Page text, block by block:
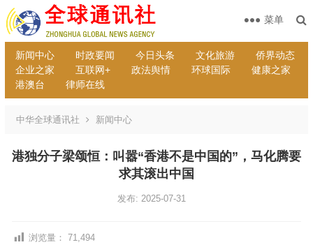
新闻中心 时政要闻 今日头条 文化旅游
侨界动态
企业之家
互联网+ 政法舆情 环球国际
健康之家
港澳台
律师在线
菜单
中华全球通讯社 新闻中心
港独分子梁颂恒：叫嚣“香港不是中国的”，马化腾要
求其滚出中国
发布: 2025-07-31
浏览量： 71,494